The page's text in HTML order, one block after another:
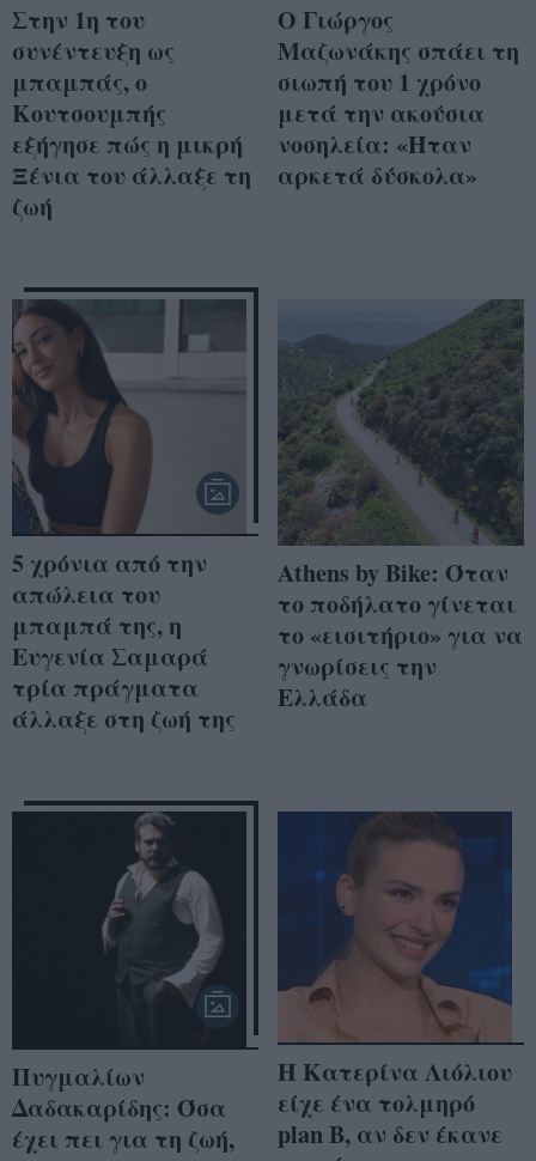
Στην 1η του
συνέντευξη ως
μπαμπάς, ο
Κουτσουμπής
εξήγησε πώς η μικρή
Ξένια του άλλαξε τη
ζωή
Ο Γιώργος
Μαζωνάκης σπάει τη
σιωπή του 1 χρόνο
μετά την ακούσια
νοσηλεία: «Ήταν
αρκετά δύσκολα»
5 χρόνια από την
απώλεια του
μπαμπά της, η
Ευγενία Σαμαρά
τρία πράγματα
άλλαξε στη ζωή της
Athens by Bike: Όταν
το ποδήλατο γίνεται
το «εισιτήριο» για να
γνωρίσεις την
Ελλάδα
Πυγμαλίων
Δαδακαρίδης: Όσα
έχει πει για τη ζωή,
Η Κατερίνα Λιόλιου
είχε ένα τολμηρό
plan B, αν δεν έκανε